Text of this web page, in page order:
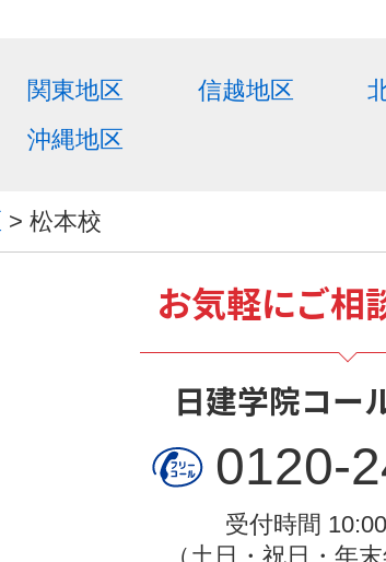
関東地区 信越地区
沖縄地区
> 松本校
お気軽にご相
日建学院コー
0120-
受付時間
（土日・祝日・年